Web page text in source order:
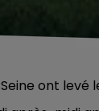
ont levé